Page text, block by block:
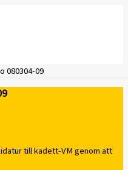
080304-09
till kadett-VM genom att